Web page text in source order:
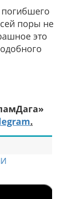
поры не
это
.